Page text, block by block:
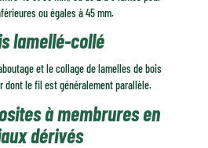
ou égales à 45 mm.
lamellé-collé
et le collage de lamelles de bois
dont le fil est généralement parallèle.
à membrures en
dérivés